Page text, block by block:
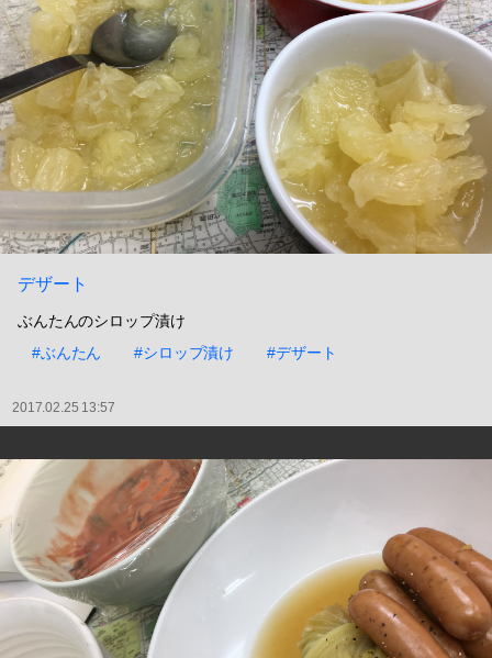
デザート
ぶんたんのシロップ漬け
#ぶんたん
#シロップ漬け #デザート
2017.02.25 13:57